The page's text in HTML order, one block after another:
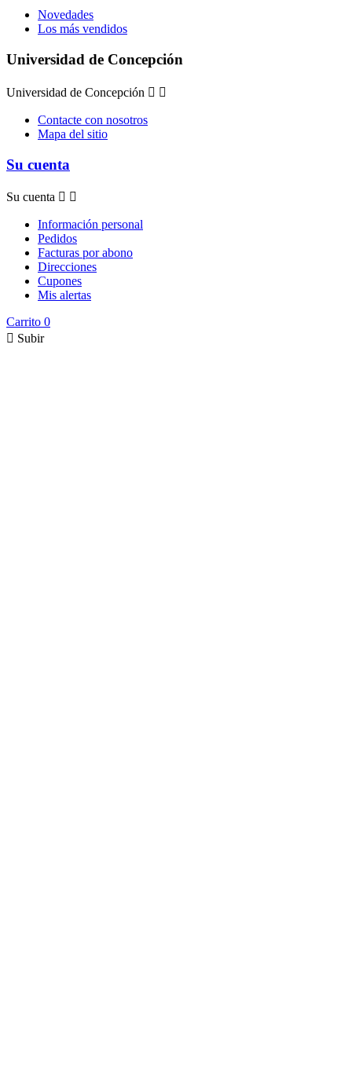
Novedades
Los más vendidos
Universidad de Concepción
Universidad de Concepción  
Contacte con nosotros
Mapa del sitio
Su cuenta
Su cuenta  
Información personal
Pedidos
Facturas por abono
Direcciones
Cupones
Mis alertas
Carrito 0
 Subir